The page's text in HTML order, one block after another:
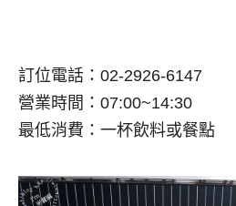
訂位電話：02-2926-6147
營業時間：07:00~14:30
最低消費：一杯飲料或餐點